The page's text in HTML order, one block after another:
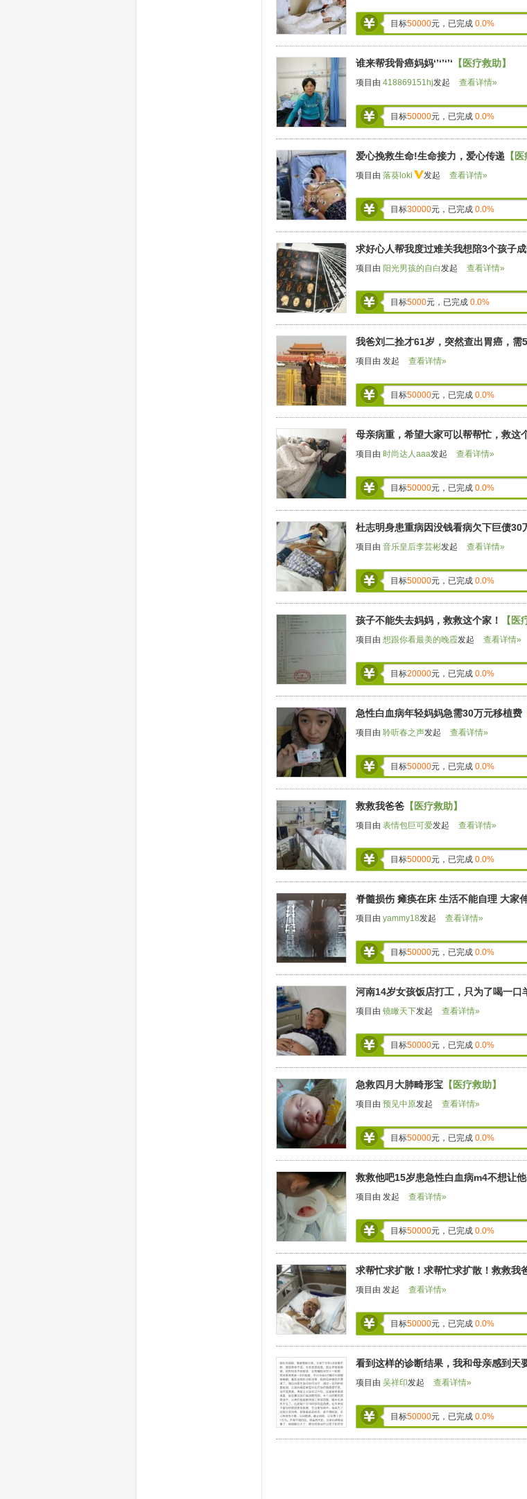
目标50000元，已完成 0.0%
谁来帮我骨癌妈妈‘’‘’‘’‘ 【医疗救助】
项目由 418869151hj发起 查看详情»
目标50000元，已完成 0.0%
爱心挽救生命!生命接力，爱心传递 【
项目由 落葵loki 发起 查看详情»
目标30000元，已完成 0.0%
求好心人帮我度过难关我想陪3个孩子
项目由 阳光男孩的自白发起 查看详情»
目标5000元，已完成 0.0%
我爸刘二拴才61岁，突然查出胃癌，需
项目由 发起 查看详情»
目标50000元，已完成 0.0%
母亲病重，希望大家可以帮帮忙，救这
项目由 时尚达人aaa发起 查看详情»
目标50000元，已完成 0.0%
杜志明身患重病因没钱看病欠下巨债30
项目由 音乐皇后李芸彬发起 查看详情»
目标50000元，已完成 0.0%
孩子不能失去妈妈，救救这个家！ 【医
项目由 想跟你看最美的晚霞发起 查看详情»
目标20000元，已完成 0.0%
急性白血病年轻妈妈急需30万元移植费
项目由 聆听春之声发起 查看详情»
目标50000元，已完成 0.0%
救救我爸爸 【医疗救助】
项目由 表情包巨可爱发起 查看详情»
目标50000元，已完成 0.0%
脊髓损伤 瘫痪在床 生活不能自理 大家
项目由 yammy18发起 查看详情»
目标50000元，已完成 0.0%
河南14岁女孩饭店打工，只为了喝一口
项目由 镜瞰天下发起 查看详情»
目标50000元，已完成 0.0%
急救四月大肺畸形宝 【医疗救助】
项目由 预见中原发起 查看详情»
目标50000元，已完成 0.0%
救救他吧15岁患急性白血病m4不想让
项目由 发起 查看详情»
目标50000元，已完成 0.0%
求帮忙求扩散！求帮忙求扩散！救救我
项目由 发起 查看详情»
目标50000元，已完成 0.0%
看到这样的诊断结果，我和母亲感到天
项目由 吴祥印发起 查看详情»
目标50000元，已完成 0.0%